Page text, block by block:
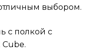
выбором.
с полкой с